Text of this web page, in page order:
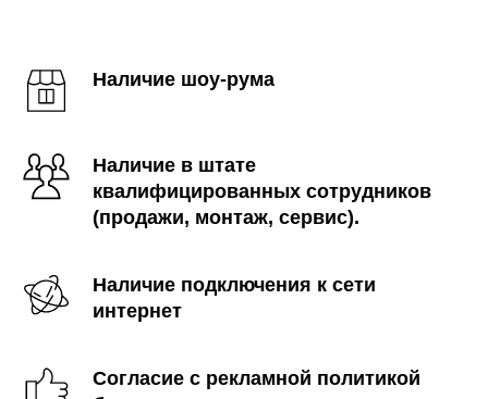
Наличие шоу-рума
Наличие в штате
квалифицированных сотрудников
(продажи, монтаж, сервис).
Наличие подключения к сети
интернет
Согласие с рекламной политикой